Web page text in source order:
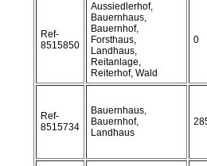
Ref-
8515850
Aussiedlerhof,
Bauernhaus,
Bauernhof,
Forsthaus,
Landhaus,
Reitanlage,
Reiterhof, Wald
0
Ref-
8515734
Bauernhaus,
Bauernhof,
Landhaus